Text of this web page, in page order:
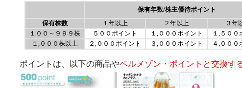
保有年数/株主優待ポイント
保有株数
１年以上 ２年以上
３年
１００～９９９株
５００ポイント １,０００ポイント
１,５００
１,０００株以上
２,０００ポイント ３,０００ポイント ４,０００
ポイントは、以下の商品やベルメゾン・ポイントと交換す